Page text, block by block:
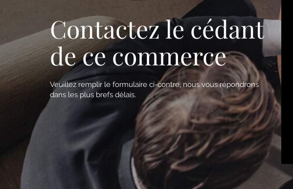
Contactez le cédant
de ce commerce
Veuillez remplir le formulaire ci-contre, nous vous répondrons
dans les plus brefs délais.